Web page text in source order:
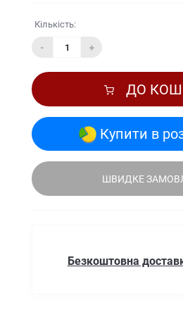
Кількість:
- +
ДО
Купити в
ШВИДКЕ
Безкоштовна